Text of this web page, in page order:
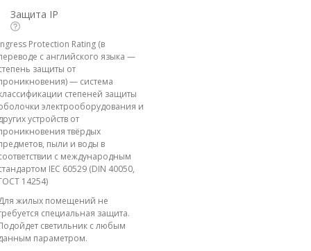
Защита IP
Protection Rating (в
с английского языка —
защиты от
— система
степеней защиты
электрооборудования и
устройств от
твёрдых
пыли и воды в
с международным
IEC 60529 (DIN 40050,
14254)
жилых помещений не
специальная защита.
светильник с любым
параметром.